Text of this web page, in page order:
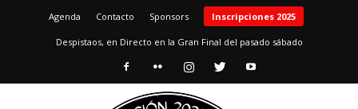
Agenda Contacto Sponsors Inscripciones 2025
Despistaos, en Directo en la Gran Final del pasado sábado